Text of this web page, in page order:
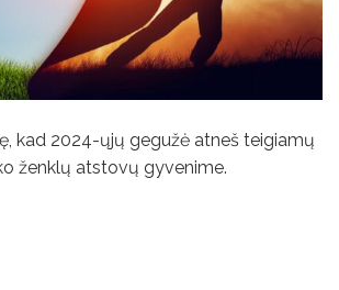
kad 2024-ųjų gegužė atneš teigiamų
ženklų atstovų gyvenime.